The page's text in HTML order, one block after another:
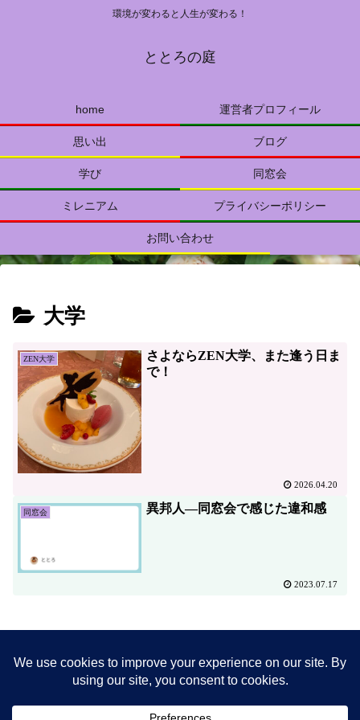
環境が変わると人生が変わる！
ととろの庭
home 運営者プロフィール
思い出 ブログ
学び 同窓会
ミレニアム プライバシーポリシー
お問い合わせ
大学
ZEN大学
さよならZEN大学、また逢う日ま
で！
2026.04.20
同窓会 異邦人―同窓会で感じた違和感
2023.07.17